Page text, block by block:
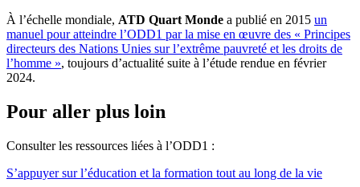
À l’échelle mondiale, ATD Quart Monde a publié en 2015 un
manuel pour atteindre l’ODD1 par la mise en œuvre des « Principes
directeurs des Nations Unies sur l’extrême pauvreté et les droits de
l’homme », toujours d’actualité suite à l’étude rendue en février
2024.
Pour aller plus loin
Consulter les ressources liées à l’ODD1 :
S’appuyer sur l’éducation et la formation tout au long de la vie